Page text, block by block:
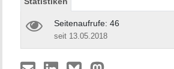
Seitenaufrufe: 46
seit 13.05.2018